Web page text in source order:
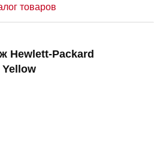
товаров
Hewlett-Packard
Yellow